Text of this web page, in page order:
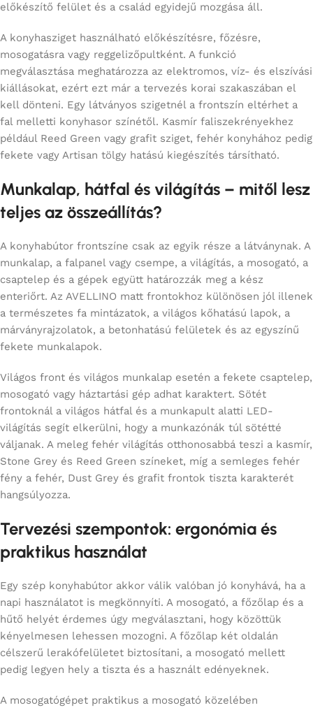
előkészítő felület és a család egyidejű mozgása áll.
A konyhasziget használható előkészítésre, főzésre,
mosogatásra vagy reggelizőpultként. A funkció
megválasztása meghatározza az elektromos, víz- és elszívási
kiállásokat, ezért ezt már a tervezés korai szakaszában el
kell dönteni. Egy látványos szigetnél a frontszín eltérhet a
fal melletti konyhasor színétől. Kasmír faliszekrényekhez
például Reed Green vagy grafit sziget, fehér konyhához pedig
fekete vagy Artisan tölgy hatású kiegészítés társítható.
Munkalap, hátfal és világítás – mitől lesz
teljes az összeállítás?
A konyhabútor frontszíne csak az egyik része a látványnak. A
munkalap, a falpanel vagy csempe, a világítás, a mosogató, a
csaptelep és a gépek együtt határozzák meg a kész
enteriőrt. Az AVELLINO matt frontokhoz különösen jól illenek
a természetes fa mintázatok, a világos kőhatású lapok, a
márványrajzolatok, a betonhatású felületek és az egyszínű
fekete munkalapok.
Világos front és világos munkalap esetén a fekete csaptelep,
mosogató vagy háztartási gép adhat karaktert. Sötét
frontoknál a világos hátfal és a munkapult alatti LED-
világítás segít elkerülni, hogy a munkazónák túl sötétté
váljanak. A meleg fehér világítás otthonosabbá teszi a kasmír,
Stone Grey és Reed Green színeket, míg a semleges fehér
fény a fehér, Dust Grey és grafit frontok tiszta karakterét
hangsúlyozza.
Tervezési szempontok: ergonómia és
praktikus használat
Egy szép konyhabútor akkor válik valóban jó konyhává, ha a
napi használatot is megkönnyíti. A mosogató, a főzőlap és a
hűtő helyét érdemes úgy megválasztani, hogy közöttük
kényelmesen lehessen mozogni. A főzőlap két oldalán
célszerű lerakófelületet biztosítani, a mosogató mellett
pedig legyen hely a tiszta és a használt edényeknek.
A mosogatógépet praktikus a mosogató közelében